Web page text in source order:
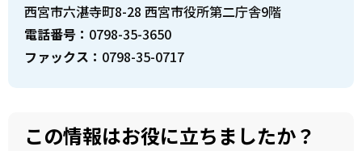
西宮市六湛寺町8-28 西宮市役所第二庁舎9階
電話番号： 0798-35-3650
ファックス： 0798-35-0717
この情報はお役に立ちましたか？